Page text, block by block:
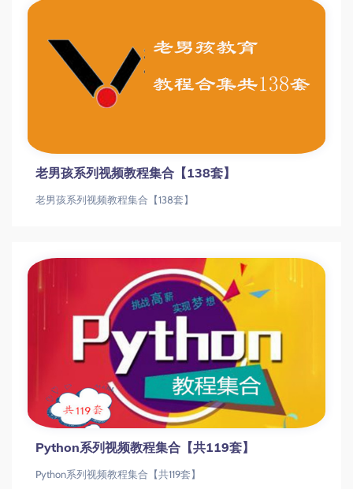
老男孩系列视频教程集合【138套】
老男孩系列视频教程集合【138套】
Python系列视频教程集合【共119套】
Python系列视频教程集合【共119套】